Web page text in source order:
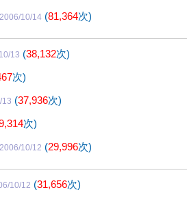
2006/10/14 (81,364次)
13 (38,132次)
次)
13 (37,936次)
次)
2006/10/12 (29,996次)
10/12 (31,656次)